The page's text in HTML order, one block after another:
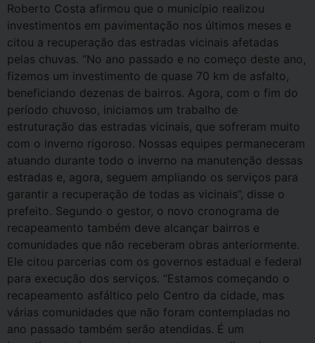
Roberto Costa afirmou que o município realizou
investimentos em pavimentação nos últimos meses e
citou a recuperação das estradas vicinais afetadas
pelas chuvas. “No ano passado e no começo deste ano,
fizemos um investimento de quase 70 km de asfalto,
beneficiando dezenas de bairros. Agora, com o fim do
período chuvoso, iniciamos um trabalho de
estruturação das estradas vicinais, que sofreram muito
com o inverno rigoroso. Nossas equipes permaneceram
atuando durante todo o inverno na manutenção dessas
estradas e, agora, seguem ampliando os serviços para
garantir a recuperação de todas as vicinais”, disse o
prefeito. Segundo o gestor, o novo cronograma de
recapeamento também deve alcançar bairros e
comunidades que não receberam obras anteriormente.
Ele citou parcerias com os governos estadual e federal
para execução dos serviços. “Estamos começando o
recapeamento asfáltico pelo Centro da cidade, mas
várias comunidades que não foram contempladas no
ano passado também serão atendidas. É um